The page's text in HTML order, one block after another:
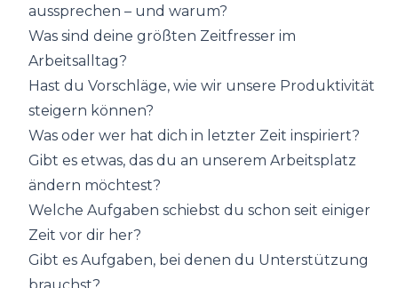
aussprechen – und warum?
Was sind deine größten Zeitfresser im
Arbeitsalltag?
Hast du Vorschläge, wie wir unsere Produktivität
steigern können?
Was oder wer hat dich in letzter Zeit inspiriert?
Gibt es etwas, das du an unserem Arbeitsplatz
ändern möchtest?
Welche Aufgaben schiebst du schon seit einiger
Zeit vor dir her?
Gibt es Aufgaben, bei denen du Unterstützung